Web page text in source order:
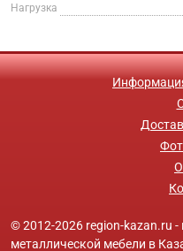
Нагрузка
© 2012-2026 region-kazan.ru -
металлической мебели в